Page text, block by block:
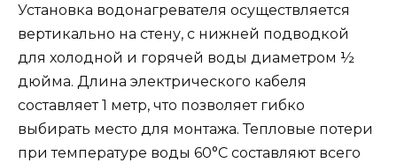
Установка водонагревателя осуществляется
вертикально на стену, с нижней подводкой
для холодной и горячей воды диаметром ½
дюйма. Длина электрического кабеля
составляет 1 метр, что позволяет гибко
выбирать место для монтажа. Тепловые потери
при температуре воды 60°C составляют всего